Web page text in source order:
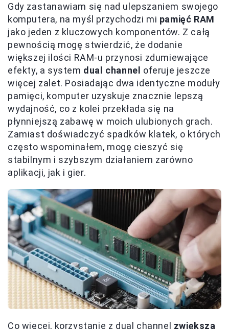
Gdy zastanawiam się nad ulepszaniem swojego
komputera, na myśl przychodzi mi pamięć RAM
jako jeden z kluczowych komponentów. Z całą
pewnością mogę stwierdzić, że dodanie
większej ilości RAM-u przynosi zdumiewające
efekty, a system dual channel oferuje jeszcze
więcej zalet. Posiadając dwa identyczne moduły
pamięci, komputer uzyskuje znacznie lepszą
wydajność, co z kolei przekłada się na
płynniejszą zabawę w moich ulubionych grach.
Zamiast doświadczyć spadków klatek, o których
często wspominałem, mogę cieszyć się
stabilnym i szybszym działaniem zarówno
aplikacji, jak i gier.
Co więcej, korzystanie z dual channel zwiększa